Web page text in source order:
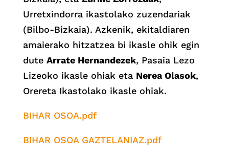
Urretxindorra ikastolako zuzendariak
(Bilbo-Bizkaia). Azkenik, ekitaldiaren
amaierako hitzatzea bi ikasle ohik egin
dute Arrate Hernandezek, Pasaia Lezo
Lizeoko ikasle ohiak eta Nerea Olasok,
Orereta Ikastolako ikasle ohiak.
BIHAR OSOA.pdf
BIHAR OSOA GAZTELANIAZ.pdf